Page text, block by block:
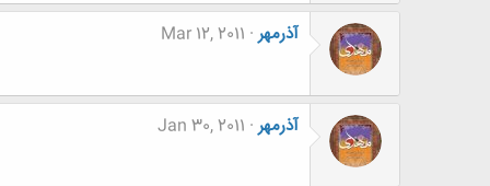
آذرمهر Mar 12, 2011
آذرمهر Jan 30, 2011